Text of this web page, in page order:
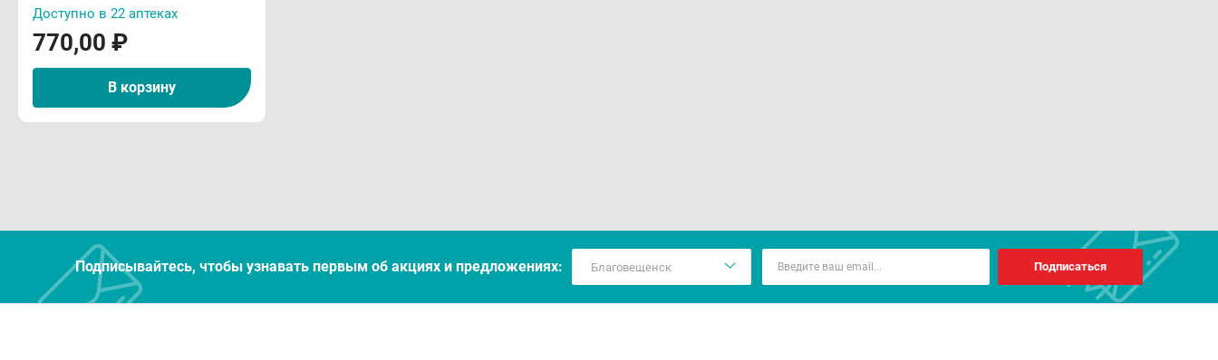
Доступно в 22 аптеках
770,00 ₽
В корзину
Подписывайтесь, чтобы узнавать первым об акцияx и предложениях: Подписаться